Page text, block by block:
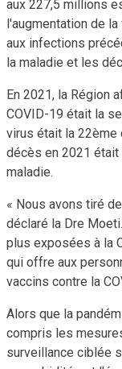
aux 227,5 millions
l'augmentation de
aux infections
la maladie et les
En 2021, la Région
COVID-19 était la
virus était la 22ème
décès en 2021 était
maladie.
« Nous avons tiré
déclaré la Dre
plus exposées à la
qui offre aux
vaccins contre la
Alors que la
compris les
surveillance ciblée